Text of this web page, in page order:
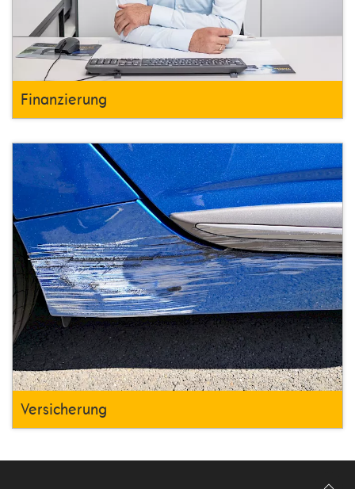
Finanzierung
Versicherung